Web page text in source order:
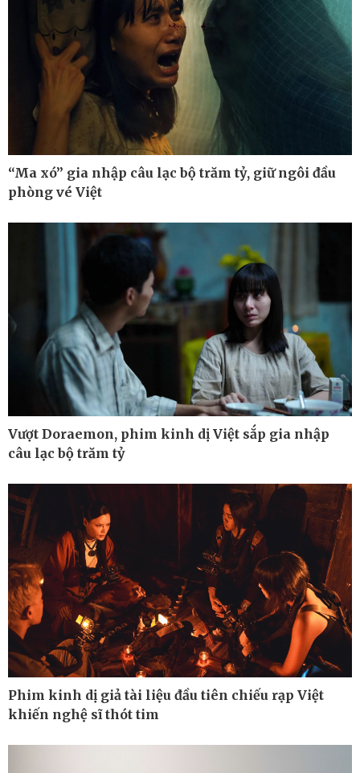
Bất động sản
Khởi nghiệp
Thị trường
Giá vàng
Tiêu dùng
Tỷ giá
Chứng khoán
Giá cà phê
Pháp luật
Vụ án
Tin nóng
Tư vấn luật
Thể thao
Pickleball
Bóng đá quốc tế
Bóng đá Việt Nam
Thế giới thể thao
Lịch thi đấu bóng đá
eSports
Hậu trường
“Ma xó” gia nhập câu lạc bộ trăm tỷ, giữ ngôi đầu
phòng vé Việt
Vượt Doraemon, phim kinh dị Việt sắp gia nhập
câu lạc bộ trăm tỷ
Phim kinh dị giả tài liệu đầu tiên chiếu rạp Việt
khiến nghệ sĩ thót tim